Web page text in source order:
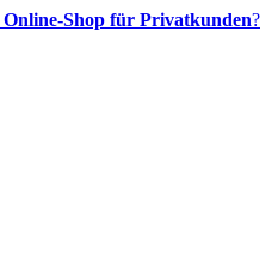
Online-Shop für Privatkunden?